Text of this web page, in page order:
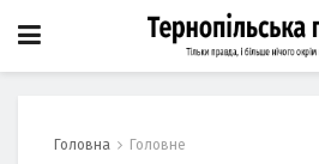
Головна Головне